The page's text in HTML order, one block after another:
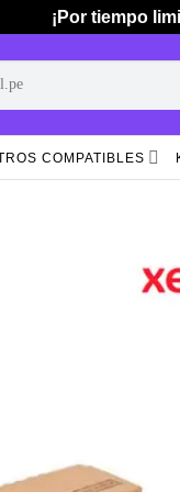
¡Por tiempo
COMPATIBLES